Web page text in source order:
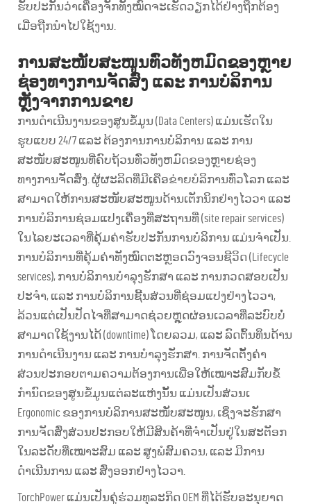
ຮັບປະກັນວ່າເຄື່ອງຈັກທັງໝົດຈະເຮັດວຽກໄດ້ຢ່າງຖືກຕ້ອງ
ເມື່ອຖືກນຳໄປໃຊ້ງານ.
ການສະໜັບສະໜູນທົ່ວທັງຫມົດຂອງຫຼາຍ
ຊ່ອງທາງການຈັດສົ່ງ ແລະ ການບໍລິການ
ຫຼັງຈາກການຂາຍ
ການດຳເນີນງານຂອງສູນຂໍ້ມູນ (Data Centers) ແມ່ນເຮັດໃນ
ຮູບແບບ 24/7 ແລະ ຕ້ອງການການບໍລິການ ແລະ ການ
ສະໜັບສະໜູນທີ່ຄົບຖ້ວນທົ່ວທັງຫມົດຂອງຫຼາຍຊ່ອງ
ທາງການຈັດສົ່ງ. ຜູ້ຜະລິດທີ່ມີເຄືອຂ່າຍບໍລິການທົ່ວໂລກ ແລະ
ສາມາດໃຫ້ການສະໜັບສະໜູນດ້ານເຕັກນິກຢ່າງໄວວາ ແລະ
ການບໍລິການຊ່ອມແປງເຄື່ອງທີ່ສະຖານທີ່ (site repair services)
ໃນໄລຍະເວລາທີ່ຄຸ້ມຄ່າຮັບປະກັນການບໍລິການ ແມ່ນຈຳເປັນ.
ການບໍລິການທີ່ຄຸ້ມຄ່າທັງໝົດຕະຫຼອດວົງຈອນຊີວິດ (Lifecycle
services), ການບໍລິການບຳລຸງຮັກສາ ແລະ ການກວດສອບເປັນ
ປະຈຳ, ແລະ ການບໍລິການຊີ້ນສ່ວນທີ່ຊ່ອມແປງຢ່າງໄວວາ,
ລ້ວນແຕ່ເປັນປັດໄຈທີ່ສາມາດຊ່ວຍຫຼຸດຜ່ອນເວລາທີ່ລະບົບບໍ່
ສາມາດໃຊ້ງານໄດ້ (downtime) ໂດຍລວມ, ແລະ ລົດຕົ້ນທຶນດ້ານ
ການດຳເນີນງານ ແລະ ການບຳລຸງຮັກສາ. ການຈັດຕັ້ງຄ່າ
ສ່ວນປະກອບຕາມຄວາມຕ້ອງການເພື່ອໃຫ້ເໝາະສົມກັບຂໍ້
ກຳນົດຂອງສູນຂໍ້ມູນແຕ່ລະແຫ່ງນັ້ນ ແມ່ນເປັນສ່ວນເ
Ergonomic ຂອງການບໍລິການສະໜັບສະໜູນ, ເຊິ່ງຈະຮັກສາ
ການຈັດສົ່ງສ່ວນປະກອບໃຫ້ມີສິນຄ້າທີ່ຈຳເປັນຢູ່ໃນສະຕັອກ
ໃນລະດັບທີ່ເໝາະສົມ ແລະ ສູງພໍສົມຄວນ, ແລະ ມີການ
ດຳເນີນການ ແລະ ສົ່ງອອກຢ່າງໄວວາ.
TorchPower ແມ່ນເປັນຄູ່ຮ່ວມທຸລະກິດ OEM ທີ່ໄດ້ຮັບອະນຸຍາດ